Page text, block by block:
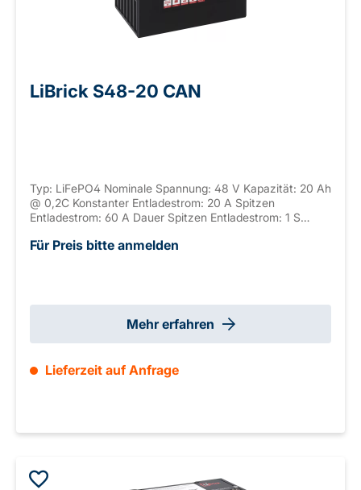
LiBrick S48-20 CAN
Typ: LiFePO4 Nominale Spannung: 48 V Kapazität: 20 Ah
@ 0,2C Konstanter Entladestrom: 20 A Spitzen
Entladestrom: 60 A Dauer Spitzen Entladestrom: 1 S
verschaltbar: / Parallel verschaltbar: max. 4 Abmaße:
Für Preis bitte anmelden
Mehr erfahren
Lieferzeit auf Anfrage